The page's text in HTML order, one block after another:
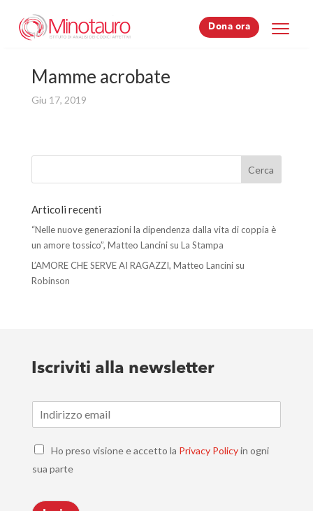
Dona ora
Dona ora
Mamme acrobate
Giu 17, 2019
Articoli recenti
“Nelle nuove generazioni la dipendenza dalla vita di coppia è
un amore tossico”, Matteo Lancini su La Stampa
L’AMORE CHE SERVE AI RAGAZZI, Matteo Lancini su
Robinson
Iscriviti alla newsletter
m
*
C
e
k
Ho preso visione e accetto la Privacy Policyin ogni
sua parte